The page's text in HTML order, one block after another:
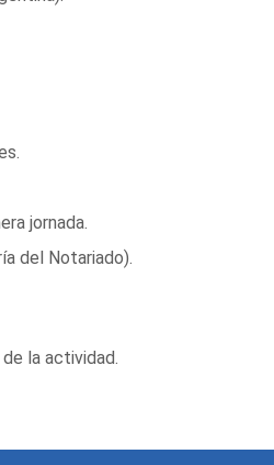
jornada.
del Notariado).
la actividad.